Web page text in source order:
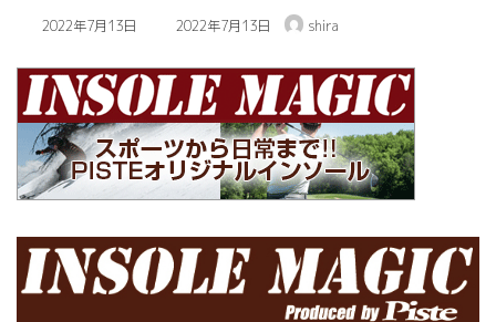
2022年7月13日
最
新
日
時
:
2022年7月13日 shira